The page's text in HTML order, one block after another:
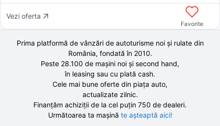
Vezi oferta
Favorite
Prima platformă de vânzări de autoturisme noi și rulate din
România, fondată în 2010.
Peste 28.100 de mașini noi și second hand,
în leasing sau cu plată cash.
Cele mai bune oferte din piața auto,
actualizate zilnic.
Finanțăm achiziții de la cel puțin 750 de dealeri.
Următoarea ta mașină te așteaptă aici!